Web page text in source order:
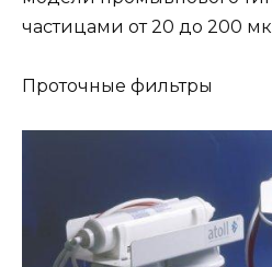
частицами от 20 до 200
Проточные фильтры